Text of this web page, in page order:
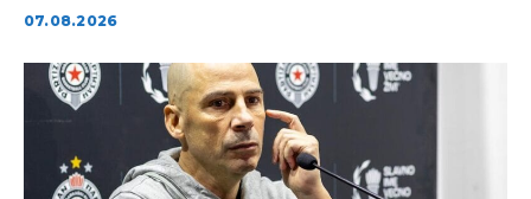
07.08.2026